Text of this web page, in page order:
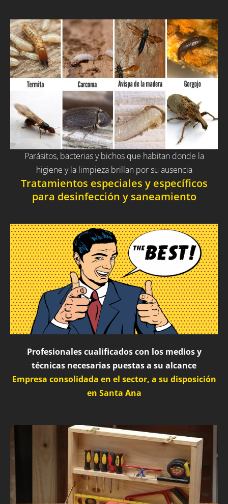
Parásitos, bacterias y bichos que habitan donde la
higiene y la limpieza brillan por su ausencia
Tratamientos especiales y específicos
para desinfección y saneamiento
Profesionales cualificados con los medios y
técnicas necesarias puestas a su alcance
Empresa consolidada en el sector, a su disposición
en Santa Ana